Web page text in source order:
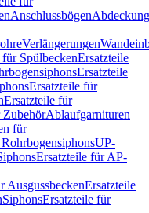
Anschlussbögen
Verlängerungen
SpülbeckenErsatzteile
Ersatzteile
Ersatzteile für
Ersatzteile für
ZubehörAblaufgarnituren
für
UP-
Ersatzteile für AP-
AusgussbeckenErsatzteile
SiphonsErsatzteile für